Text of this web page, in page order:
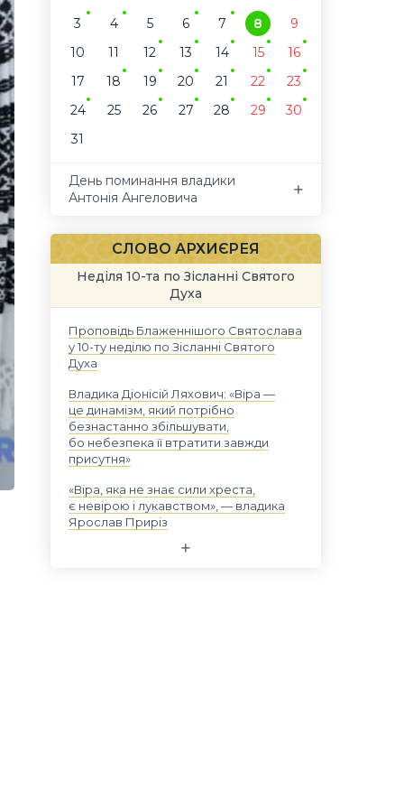
3
4 5 6 7 8
9
10
11 12 13 14 15
16
17
18 19 20 21 22
23
24
25 26 27 28 29
30
31
День поминання владики
Антонія Ангеловича
СЛОВО АРХИЄРЕЯ
Неділя 10-та по Зісланні Святого
Духа
Проповідь Блаженнішого Святослава
у 10-ту неділю по Зісланні Святого
Духа
Владика Діонісій Ляхович: «Віра —
це динамізм, який потрібно
безнастанно збільшувати,
бо небезпека її втратити завжди
присутня»
«Віра, яка не знає сили хреста,
є невірою і лукавством», — владика
Ярослав Приріз